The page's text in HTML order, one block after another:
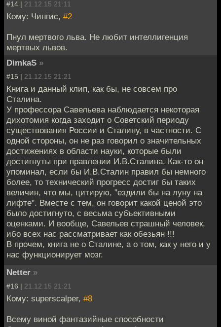
#14 | 21.12.15 21:11
Кому: Чингиc, #2
Пнул мертвого льва. Не любит интеллигенция
мертвых львов.
DimkaS »
#15 | 21.12.15 21:21
Книга и данный клип, как бы, не совсем про
Сталина.
У профессора Савельева наблюдается некоторая
дихотомия когда заходит о Советский периоду
существования России и Сталину, в частности. С
одной стороны, он не раз говорил о значительных
достижениях в области науки, которые были
достигнуты при правлении И.В.Сталина. Как-то он
упоминал, если бы И.В.Сталин правил бы немного
более, то технический прогресс достиг бы таких
величин, что мы, цитирую, "ездили бы на луну на
лифте". Вместе с тем, он говорит какой ценой это
было достигнуто, с весьма субъективными
оценками. И вообще, Савельев страшный человек,
ибо всех нас рассматривает как обезьян !!!
В прочем, книга не о Сталине, а о том, как у него и у
нас функционирует мозг.
Netter »
#16 | 21.12.15 21:21
Кому: superscalper, #8
Всему виной фантазийные способности